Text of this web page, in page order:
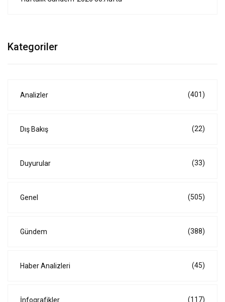
Kategoriler
Analizler (401)
Dış Bakış (22)
Duyurular (33)
Genel (505)
Gündem (388)
Haber Analizleri (45)
İnfografikler (117)